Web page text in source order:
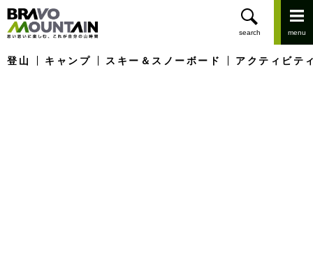
登山 キャンプ スキー＆スノーボード アクティビテ